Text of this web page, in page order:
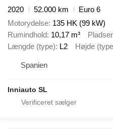
2020
52.000 km
Euro 6
Motorydelse 135 HK (99 kW)
Rumindhold 10,17 m³ Pladser
Længde (type) L2 Højde
Spanien
Inniauto SL